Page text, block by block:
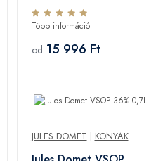
Több információ
od 15 996 Ft
JULES DOMET | KONYAK